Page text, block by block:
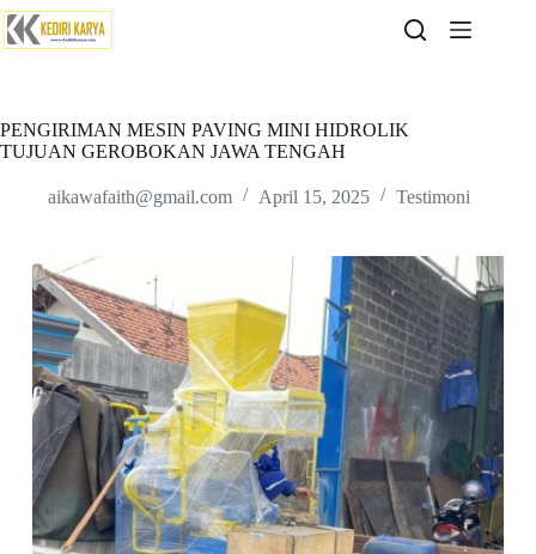
Skip
to
content
PENGIRIMAN MESIN PAVING MINI HIDROLIK
TUJUAN GEROBOKAN JAWA TENGAH
aikawafaith@gmail.com April 15, 2025 Testimoni